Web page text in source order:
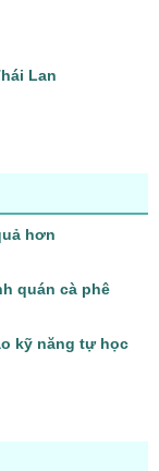
Lan
hơn
quán cà phê
kỹ năng tự học